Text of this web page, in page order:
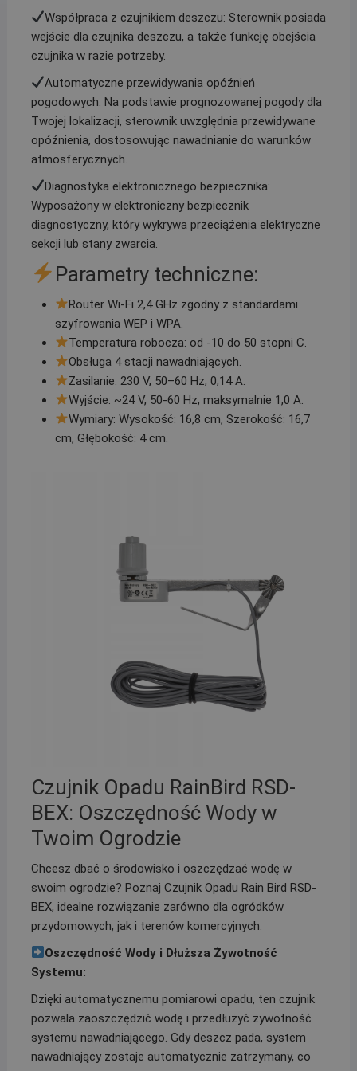
Współpraca z czujnikiem deszczu: Sterownik posiada
wejście dla czujnika deszczu, a także funkcję obejścia
czujnika w razie potrzeby.
Automatyczne przewidywania opóźnień
pogodowych: Na podstawie prognozowanej pogody dla
Twojej lokalizacji, sterownik uwzględnia przewidywane
opóźnienia, dostosowując nawadnianie do warunków
atmosferycznych.
Diagnostyka elektronicznego bezpiecznika:
Wyposażony w elektroniczny bezpiecznik
diagnostyczny, który wykrywa przeciążenia elektryczne
sekcji lub stany zwarcia.
Parametry techniczne:
Router Wi-Fi 2,4 GHz zgodny z standardami
szyfrowania WEP i WPA.
Temperatura robocza: od -10 do 50 stopni C.
Obsługa 4 stacji nawadniających.
Zasilanie: 230 V, 50–60 Hz, 0,14 A.
Wyjście: ~24 V, 50-60 Hz, maksymalnie 1,0 A.
Wymiary: Wysokość: 16,8 cm, Szerokość: 16,7
cm, Głębokość: 4 cm.
Czujnik Opadu RainBird RSD-
BEX: Oszczędność Wody w
Twoim Ogrodzie
Chcesz dbać o środowisko i oszczędzać wodę w
swoim ogrodzie? Poznaj Czujnik Opadu Rain Bird RSD-
BEX, idealne rozwiązanie zarówno dla ogródków
przydomowych, jak i terenów komercyjnych.
Oszczędność Wody i Dłuższa Żywotność
Systemu:
Dzięki automatycznemu pomiarowi opadu, ten czujnik
pozwala zaoszczędzić wodę i przedłużyć żywotność
systemu nawadniającego. Gdy deszcz pada, system
nawadniający zostaje automatycznie zatrzymany, co